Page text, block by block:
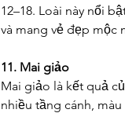
12–18. Loài này nổi
và mang vẻ đẹp mộc
11. Mai giảo
Mai giảo là kết quả
nhiều tầng cánh,